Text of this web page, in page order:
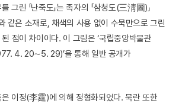
그린 「난죽도」는 족자의 「삼청도(三淸圖)」
같은 소재로, 채색의 사용 없이 수묵만으로 그린
점이 차이이다. 이 그림은 ‘국립중앙박물관
4. 20∼5. 29)’을 통해 일반 공개가
이정(李霆)에 의해 정형화되었다. 묵란 또한